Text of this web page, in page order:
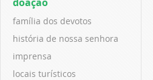
família dos devotos
história de nossa senhora
imprensa
locais turísticos